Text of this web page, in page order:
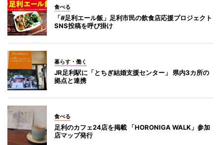
食べる
「#足利エール飯」足利市民の飲食店応援プロジェクト
SNS投稿を呼び掛け
暮らす・働く
JR足利駅に「とちぎ結婚支援センター」 県内3カ所の
拠点と連携
食べる
足利のカフェ24店を掲載 「HORONIGA WALK」参加
店マップ発行